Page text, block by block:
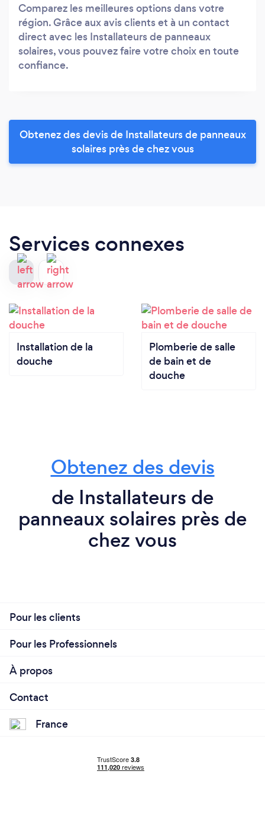
Comparez les meilleures options dans votre
région. Grâce aux avis clients et à un contact
direct avec les Installateurs de panneaux
solaires, vous pouvez faire votre choix en toute
confiance.
Obtenez des devis de Installateurs de panneaux
solaires près de chez vous
Services connexes
Installation de la
douche
Plomberie de salle
de bain et de
douche
Obtenez des devis
de Installateurs de
panneaux solaires près de
chez vous
Pour les clients
Pour les Professionnels
À propos
Contact
France